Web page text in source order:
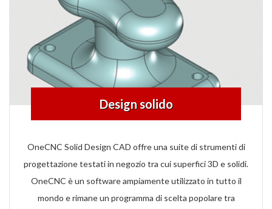
Design solido
OneCNC Solid Design CAD offre una suite di strumenti di
progettazione testati in negozio tra cui superfici 3D e solidi.
OneCNC è un software ampiamente utilizzato in tutto il
mondo e rimane un programma di scelta popolare tra